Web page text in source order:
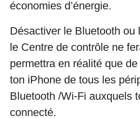
économies d’énergie.
Désactiver le Bluetooth ou
le Centre de contrôle ne
permettra en réalité que
ton iPhone de tous les
Bluetooth /Wi-Fi auxquels
connecté.